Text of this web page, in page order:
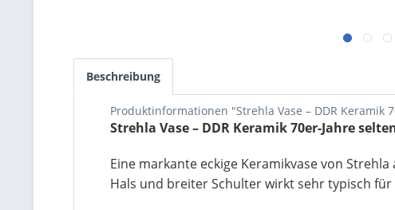
Beschreibung
Produktinformationen "Strehla Vase – DDR Keramik
Strehla Vase – DDR Keramik 70er-Jahre
Eine markante eckige Keramikvase von
Hals und breiter Schulter wirkt sehr typisch